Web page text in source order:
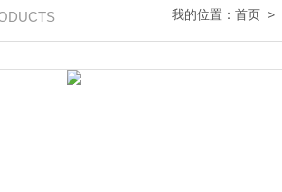
我的位置： 首页 >